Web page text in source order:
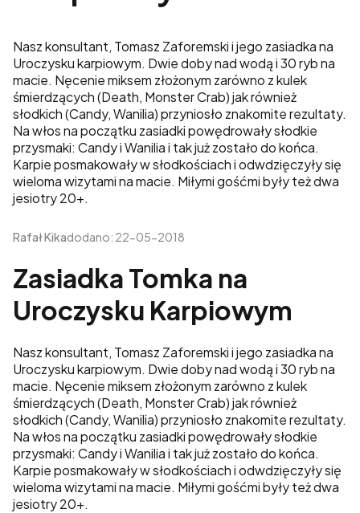
Nasz konsultant, Tomasz Zaforemski i jego zasiadka na
Uroczysku karpiowym. Dwie doby nad wodą i 30 ryb na
macie. Nęcenie miksem złożonym zarówno z kulek
śmierdzących (Death, Monster Crab) jak również
słodkich (Candy, Wanilia) przyniosło znakomite rezultaty.
Na włos na początku zasiadki powędrowały słodkie
przysmaki: Candy i Wanilia i tak już zostało do końca.
Karpie posmakowały w słodkościach i odwdzięczyły się
wieloma wizytami na macie. Miłymi gośćmi były też dwa
jesiotry 20+.
Rafał Kikadodano: 22-05-2018
Zasiadka Tomka na
Uroczysku Karpiowym
Nasz konsultant, Tomasz Zaforemski i jego zasiadka na
Uroczysku karpiowym. Dwie doby nad wodą i 30 ryb na
macie. Nęcenie miksem złożonym zarówno z kulek
śmierdzących (Death, Monster Crab) jak również
słodkich (Candy, Wanilia) przyniosło znakomite rezultaty.
Na włos na początku zasiadki powędrowały słodkie
przysmaki: Candy i Wanilia i tak już zostało do końca.
Karpie posmakowały w słodkościach i odwdzięczyły się
wieloma wizytami na macie. Miłymi gośćmi były też dwa
jesiotry 20+.